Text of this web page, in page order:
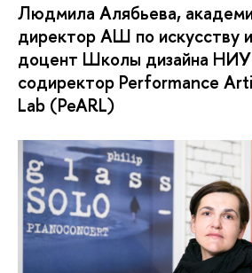
Людмила Алябьева,
директор АШ по искусству
доцент Школы дизайна
содиректор Performance
Lab (PeARL)